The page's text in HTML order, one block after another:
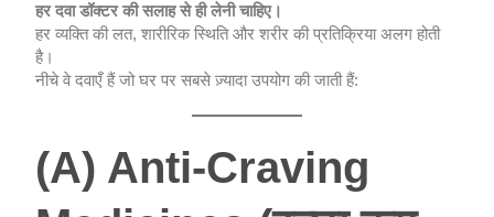
हर दवा डॉक्टर की सलाह से ही लेनी चाहिए।
हर व्यक्ति की लत, शारीरिक स्थिति और शरीर की प्रतिक्रिया अलग होती
है।
नीचे वे दवाएँ हैं जो घर पर सबसे ज़्यादा उपयोग की जाती हैं:
(A) Anti-Craving